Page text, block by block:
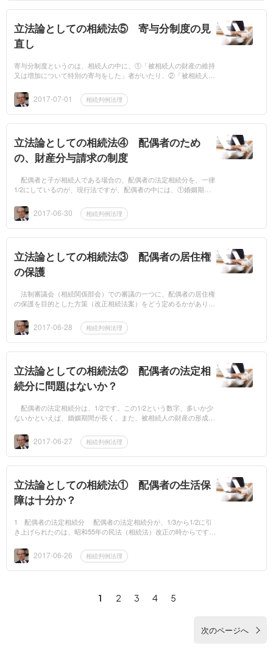
立法論としての相続法⑤ 寄与分制度の見
直し
寄与分制度というのは、相続人の中に、①「被相続人の財産の維持
又は増加について特別の寄与をした」者がいたり、②「被相続人に
になる遺産か...
2017-07-01 相続判例法理
立法論としての相続法④ 配偶者のため
の、財産分与請求の制度
配偶者と子が相続人である場合の、配偶者の法定相続分を、一律
1/2にしているのが、現行法ですが、配偶者の中には、①婚姻期間
れば、②婚姻期間は短...
2017-06-30 相続判例法理
立法論としての相続法③ 配偶者の居住権
の保護
法制審議会（相続関係部会）での審議の一つに、配偶者の居住権
の保護を目的とした方策（改正相続法案）をどう定めるかがありま
権の設定 ...
2017-06-28 相続判例法理
立法論としての相続法② 配偶者の法定相
続分に問題はないか？
配偶者の法定相続分は、1/2です。この1/2という数字、多いか少
ないかといえば、婚姻期間が長く、また、被相続人の財産の形成や
婚姻期間が短く...
2017-06-27 相続判例法理
立法論としての相続法① 配偶者の生活保
障は十分か？
1 配偶者の法定相続分 配偶者の法定相続分が、1/3から1/2に引
き上げられたのは、昭和55年の民法（相続法）改正の時からです。
にあったわけ...
2017-06-26 相続判例法理
1 2 3 4 5
次のページへ